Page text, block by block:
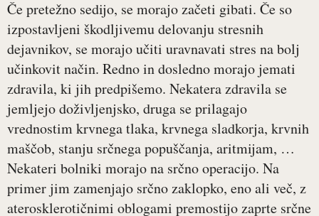
Če pretežno sedijo, se morajo začeti gibati. Če so
izpostavljeni škodljivemu delovanju stresnih
dejavnikov, se morajo učiti uravnavati stres na bolj
učinkovit način. Redno in dosledno morajo jemati
zdravila, ki jih predpišemo. Nekatera zdravila se
jemljejo doživljenjsko, druga se prilagajo
vrednostim krvnega tlaka, krvnega sladkorja, krvnih
maščob, stanju srčnega popuščanja, aritmijam, …
Nekateri bolniki morajo na srčno operacijo. Na
primer jim zamenjajo srčno zaklopko, eno ali več, z
aterosklerotičnimi oblogami premostijo zaprte srčne